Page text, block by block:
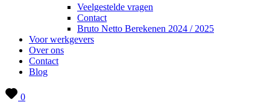
Veelgestelde vragen
Contact
Bruto Netto Berekenen 2024 / 2025
Voor werkgevers
Over ons
Contact
Blog
0